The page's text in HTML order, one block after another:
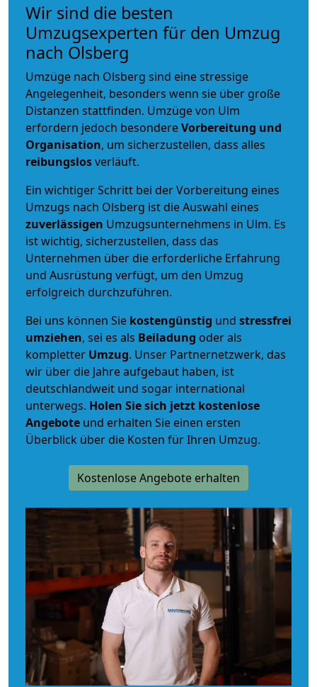
Wir sind die besten
Umzugsexperten für den Umzug
nach Olsberg
Umzüge nach Olsberg sind eine stressige
Angelegenheit, besonders wenn sie über große
Distanzen stattfinden. Umzüge von Ulm
erfordern jedoch besondereVorbereitung und
Organisation, um sicherzustellen, dass alles
reibungslosverläuft.
Ein wichtiger Schritt bei der Vorbereitung eines
Umzugs nach Olsberg ist die Auswahl eines
zuverlässigen Umzugsunternehmens in Ulm. Es
ist wichtig, sicherzustellen, dass das
Unternehmen über die erforderliche Erfahrung
und Ausrüstung verfügt, um den Umzug
erfolgreich durchzuführen.
Bei uns können Sie kostengünstig und stressfrei
umziehen, sei es als Beiladung oder als
kompletter Umzug. Unser Partnernetzwerk, das
wir über die Jahre aufgebaut haben, ist
deutschlandweit und sogar international
unterwegs. Holen Sie sich jetzt kostenlose
Angebote und erhalten Sie einen ersten
Überblick über die Kosten für Ihren Umzug.
Kostenlose Angebote erhalten